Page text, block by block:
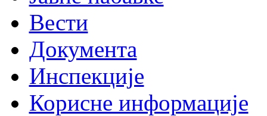
Вести
Документа
Инспекције
Корисне информације